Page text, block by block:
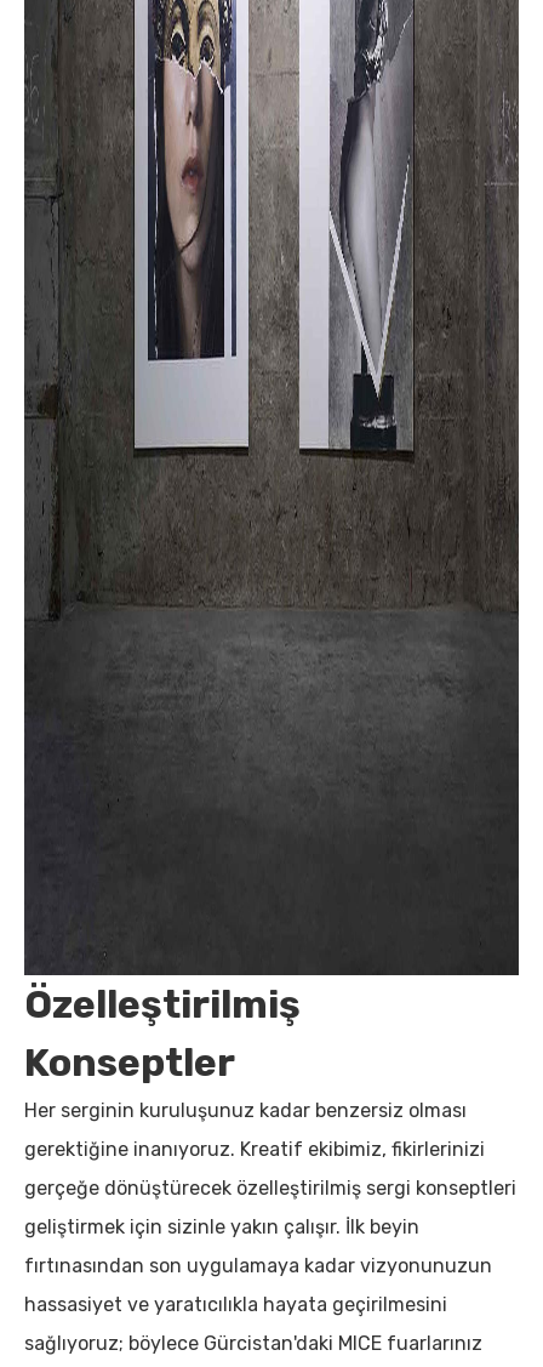
Özelleştirilmiş
Konseptler
Her serginin kuruluşunuz kadar benzersiz olması
gerektiğine inanıyoruz. Kreatif ekibimiz, fikirlerinizi
gerçeğe dönüştürecek özelleştirilmiş sergi konseptleri
geliştirmek için sizinle yakın çalışır. İlk beyin
fırtınasından son uygulamaya kadar vizyonunuzun
hassasiyet ve yaratıcılıkla hayata geçirilmesini
sağlıyoruz; böylece Gürcistan'daki MICE fuarlarınız